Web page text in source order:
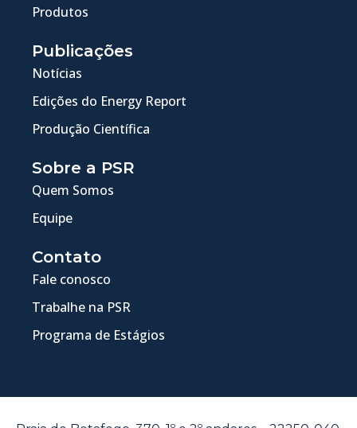
Produtos
Publicações
Notícias
Edições do Energy Report
Produção Científica
Sobre a PSR
Quem Somos
Equipe
Contato
Fale conosco
Trabalhe na PSR
Programa de Estágios